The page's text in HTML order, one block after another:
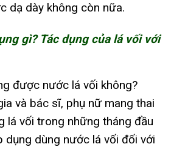
dạ dày không còn nữa.
gì? Tác dụng của lá vối với
được nước lá vối không?
và bác sĩ, phụ nữ mang thai
lá vối trong những tháng đầu
dụng dùng nước lá vối đối với